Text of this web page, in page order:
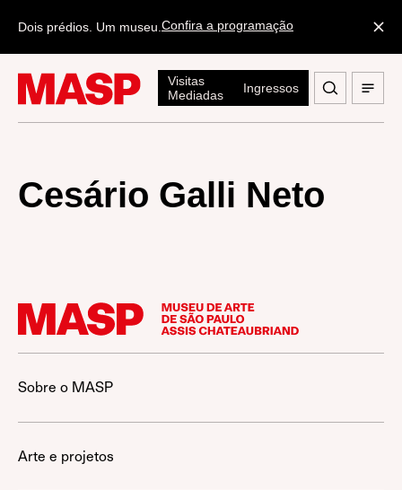
Dois prédios. Um museu. Confira a programação
Visitas
Mediadas
Ingressos
Cesário Galli Neto
Sobre o MASP
Arte e projetos